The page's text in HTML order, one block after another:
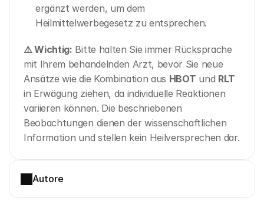
ergänzt werden, um dem
Heilmittelwerbegesetz zu entsprechen.
⚠️ Wichtig: Bitte halten Sie immer Rücksprache
mit Ihrem behandelnden Arzt, bevor Sie neue
Ansätze wie die Kombination aus HBOT und RLT
in Erwägung ziehen, da individuelle Reaktionen
variieren können. Die beschriebenen
Beobachtungen dienen der wissenschaftlichen
Information und stellen kein Heilversprechen dar.
Autore